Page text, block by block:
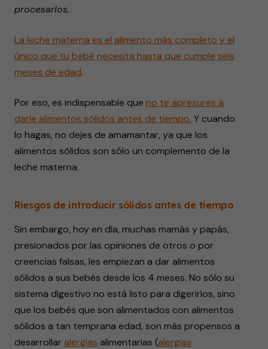
procesarlos.
La leche materna es el alimento más completo y el
único que tu bebé necesita hasta que cumple seis
meses de edad.
Por eso, es indispensable que no te apresures a
darle alimentos sólidos antes de tiempo. Y cuando
lo hagas, no dejes de amamantar, ya que los
alimentos sólidos son sólo un complemento de la
leche materna.
Riesgos de introducir sólidos antes de tiempo
Sin embargo, hoy en día, muchas mamás y papás,
presionados por las opiniones de otros o por
creencias falsas, les empiezan a dar alimentos
sólidos a sus bebés desde los 4 meses. No sólo su
sistema digestivo no está listo para digerirlos, sino
que los bebés que son alimentados con alimentos
sólidos a tan temprana edad, son más propensos a
desarrollar alergias alimentarias (alergias